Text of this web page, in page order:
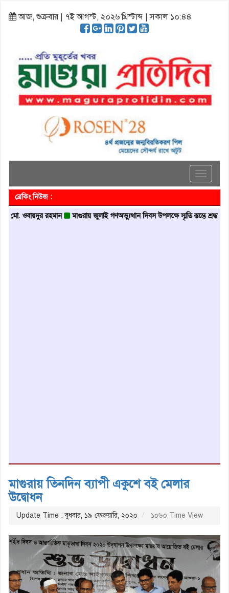
আজ, শুক্রবার | ৭ই আগস্ট, ২০২৬ খ্রিস্টাব্দ | সকাল ১০:৪৪
Toggle
ব্রেকিং নিউজ :
রহমান মাগুরায় জুলাই গণঅভ্যুত্থান দিবস উপলক্ষে স্মৃতি স্তম্ভে শ্রদ্ধা নিবেদন
মাগুরায় তিনদিন ব্যাপী একুশে বই মেলার
উদ্বোধন
Update Time : বুধবার, ১৯ ফেব্রুয়ারি, ২০২০ ১০৬০ Time View